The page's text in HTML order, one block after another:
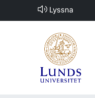
Lyssna